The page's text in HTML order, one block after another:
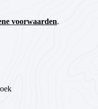
voorwaarden.